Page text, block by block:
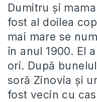
Dumitru și
fost al doilea
mai mare se
în anul 1900. El
ori. După
soră Zinovia și
fost vecin cu